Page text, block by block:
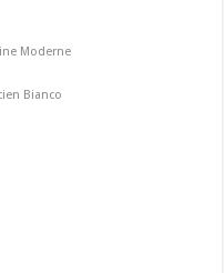
Moderne
Bianco